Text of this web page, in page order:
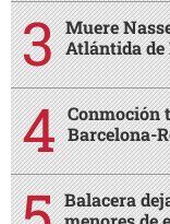
Muere
Atlántida de
Conmoción
Barcelona-
Balacera